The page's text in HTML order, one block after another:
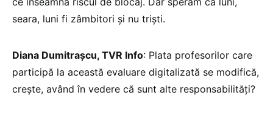
seara, luni fi zâmbitori și nu triști.
Diana Dumitrașcu, TVR Info: Plata profesorilor care
participă la această evaluare digitalizată se modifică,
crește, având în vedere că sunt alte responsabilități?